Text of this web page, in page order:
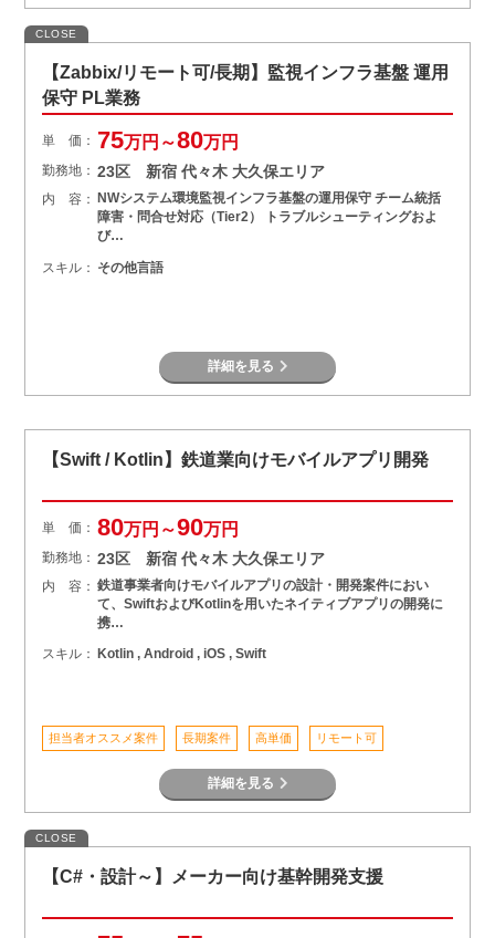
CLOSE
【Zabbix/リモート可/長期】監視インフラ基盤 運用
保守 PL業務
単 価： 75万円～80万円
勤務地： 23区 新宿 代々木 大久保エリア
内 容：
NWシステム環境監視インフラ基盤の運用保守 チーム統括
障害・問合せ対応（Tier2） トラブルシューティングおよ
び…
スキル： その他言語
詳細を見る
【Swift / Kotlin】鉄道業向けモバイルアプリ開発
単 価： 80万円～90万円
勤務地： 23区 新宿 代々木 大久保エリア
内 容： 鉄道事業者向けモバイルアプリの設計・開発案件におい
て、SwiftおよびKotlinを用いたネイティブアプリの開発に
携…
スキル： Kotlin , Android , iOS , Swift
担当者オススメ案件 長期案件 高単価 リモート可
詳細を見る
CLOSE
【C#・設計～】メーカー向け基幹開発支援